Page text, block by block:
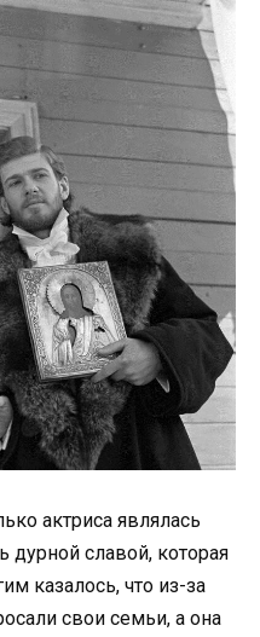
актриса являлась
дурной славой, которая
казалось, что из-за
свои семьи, а она